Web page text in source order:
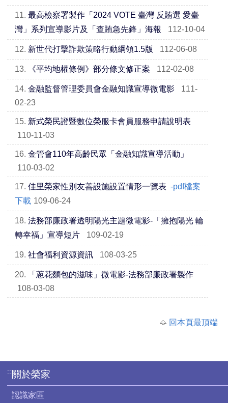
11. 最高檢察署製作「2024 VOTE 臺灣 反賄選 愛臺
灣」系列宣導影片及「查賄急先鋒」海報
112-10-04
12. 新世代打擊詐欺策略行動綱領1.5版 112-06-08
13. 《平均地權條例》部分條文修正案 112-02-08
14. 金融監督管理委員會金融知識宣導微電影
111-
02-23
15. 新式榮民證暨數位榮服卡會員服務申請說明表
110-11-03
16. 金管會110年高齡民眾「金融知識宣導活動」
110-03-02
17. 佳里榮家性別友善設施設置情形一覽表 -pdf檔案
下載 109-06-24
18. 法務部廉政署透明陽光主題微電影-「擁抱陽光 輪
轉幸福」宣導短片
109-02-19
19. 社會福利資源資訊 108-03-25
20.
「蔥花麵包的滋味」微電影-法務部廉政署製作
108-03-08
回本頁最頂端
:::關於榮家
認識家區